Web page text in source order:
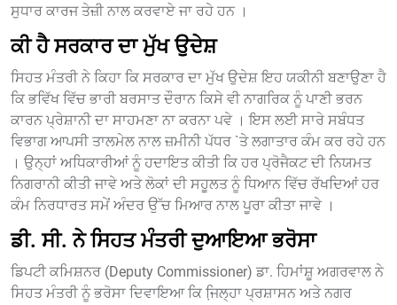
ਸੁਧਾਰ ਕਾਰਜ ਤੇਜ਼ੀ ਨਾਲ ਕਰਵਾਏ ਜਾ ਰਹੇ ਹਨ ।
ਕੀ ਹੈ ਸਰਕਾਰ ਦਾ ਮੁੱਖ ਉਦੇਸ਼
ਸਿਹਤ ਮੰਤਰੀ ਨੇ ਕਿਹਾ ਕਿ ਸਰਕਾਰ ਦਾ ਮੁੱਖ ਉਦੇਸ਼ ਇਹ ਯਕੀਨੀ ਬਣਾਉਣਾ ਹੈ
ਕਿ ਭਵਿੱਖ ਵਿੱਚ ਭਾਰੀ ਬਰਸਾਤ ਦੌਰਾਨ ਕਿਸੇ ਵੀ ਨਾਗਰਿਕ ਨੂੰ ਪਾਣੀ ਭਰਨ
ਕਾਰਨ ਪ੍ਰੇਸ਼ਾਨੀ ਦਾ ਸਾਹਮਣਾ ਨਾ ਕਰਨਾ ਪਵੇ । ਇਸ ਲਈ ਸਾਰੇ ਸਬੰਧਤ
ਵਿਭਾਗ ਆਪਸੀ ਤਾਲਮੇਲ ਨਾਲ ਜ਼ਮੀਨੀ ਪੱਧਰ `ਤੇ ਲਗਾਤਾਰ ਕੰਮ ਕਰ ਰਹੇ ਹਨ
। ਉਨ੍ਹਾਂ ਅਧਿਕਾਰੀਆਂ ਨੂੰ ਹਦਾਇਤ ਕੀਤੀ ਕਿ ਹਰ ਪ੍ਰੋਜੈਕਟ ਦੀ ਨਿਯਮਤ
ਨਿਗਰਾਨੀ ਕੀਤੀ ਜਾਵੇ ਅਤੇ ਲੋਕਾਂ ਦੀ ਸਹੂਲਤ ਨੂੰ ਧਿਆਨ ਵਿੱਚ ਰੱਖਦਿਆਂ ਹਰ
ਕੰਮ ਨਿਰਧਾਰਤ ਸਮੇਂ ਅੰਦਰ ਉੱਚ ਮਿਆਰ ਨਾਲ ਪੂਰਾ ਕੀਤਾ ਜਾਵੇ ।
ਡੀ. ਸੀ. ਨੇ ਸਿਹਤ ਮੰਤਰੀ ਦੁਆਇਆ ਭਰੋਸਾ
ਡਿਪਟੀ ਕਮਿਸ਼ਨਰ (Deputy Commissioner) ਡਾ. ਹਿਮਾਂਸ਼ੂ ਅਗਰਵਾਲ ਨੇ
ਸਿਹਤ ਮੰਤਰੀ ਨੂੰ ਭਰੋਸਾ ਦਿਵਾਇਆ ਕਿ ਜਿ਼ਲ੍ਹਾ ਪ੍ਰਸ਼ਾਸਨ ਅਤੇ ਨਗਰ